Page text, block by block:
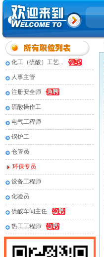
化工（硫酸）工艺...
人事主管
注册安全师
硫酸操作工
电气工程师
锅炉工
仓管员
环保专员
设备工程师
化验员
硫酸车间主任
热工工程师